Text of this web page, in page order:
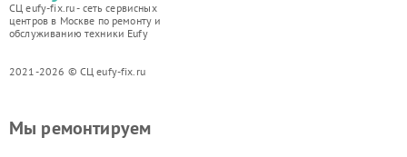
СЦ eufy-fix.ru - сеть сервисных
центров в Москве по ремонту и
обслуживанию техники Eufy
2021-2026 © СЦ eufy-fix.ru
Мы ремонтируем